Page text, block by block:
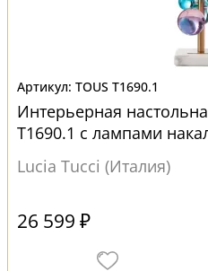
TOUS T1690.1
Интерьерная
T1690.1 с лампами
Lucia Tucci (Италия)
26 599 ₽